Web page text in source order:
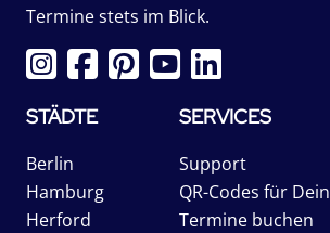
Termine stets im Blick.
STÄDTE
Berlin
Hamburg
Herford
SERVICES
Support
QR-Codes für
Termine buchen